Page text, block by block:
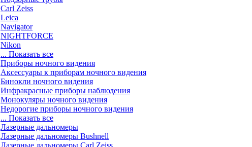
Carl Zeiss
Leica
Navigator
NIGHTFORCE
Nikon
... Показать все
Приборы ночного видения
Аксессуары к приборам ночного видения
Бинокли ночного видения
Инфракрасные приборы наблюдения
Монокуляры ночного видения
Недорогие приборы ночного видения
... Показать все
Лазерные дальномеры
Лазерные дальномеры Bushnell
Лазерные дальномеры Carl Zeiss